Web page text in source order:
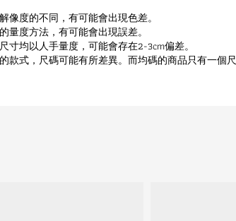
像度的不同，有可能會出現色差。
量度方法，有可能會出現誤差。
寸均以人手量度，可能會存在2-3cm偏差。
款式，尺碼可能有所差異。而均碼的商品只有一個